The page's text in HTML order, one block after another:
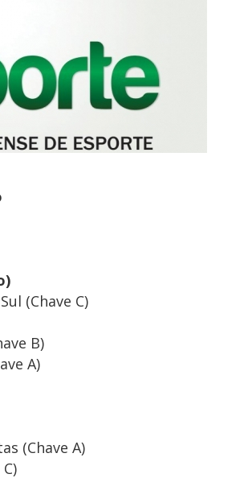
(Chave C)
B)
A)
(Chave A)